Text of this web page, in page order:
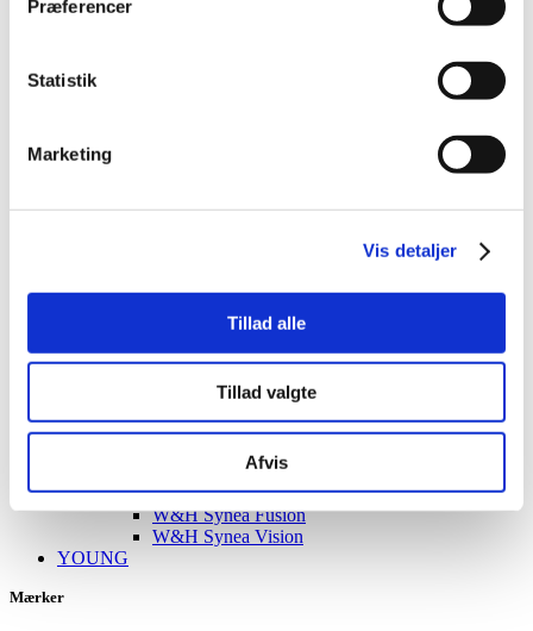
Præferencer
Statistik
Marketing
Vis detaljer
Tillad alle
Tillad valgte
Afvis
NSK spidser til kondensation/løsning/tilslutning
Ultralydsspidser til scaling
SprintRay maskiner
Support Design
W&H turbiner
W&H håndstykker og vinkelstykker
W&H Synea Fusion
W&H Synea Vision
YOUNG
Mærker